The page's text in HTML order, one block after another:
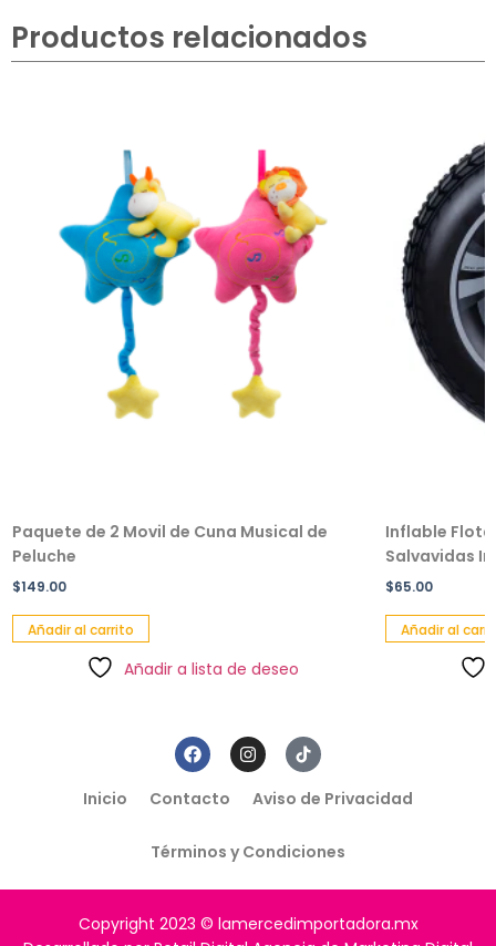
Productos relacionados
Paquete de 2 Movil de Cuna Musical de
Peluche
$149.00
Añadir al carrito
Añadir a lista de deseo
Inflable
Salvavidas
$65.00
Añadir al
Inicio Contacto Aviso de Privacidad
Términos y Condiciones
Copyright 2023 © lamercedimportadora.mx